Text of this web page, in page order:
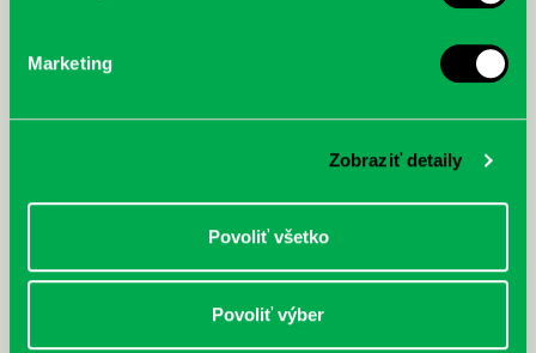
Marketing
Zobraziť detaily
Povoliť všetko
Povoliť výber
pána Ananása
1 2